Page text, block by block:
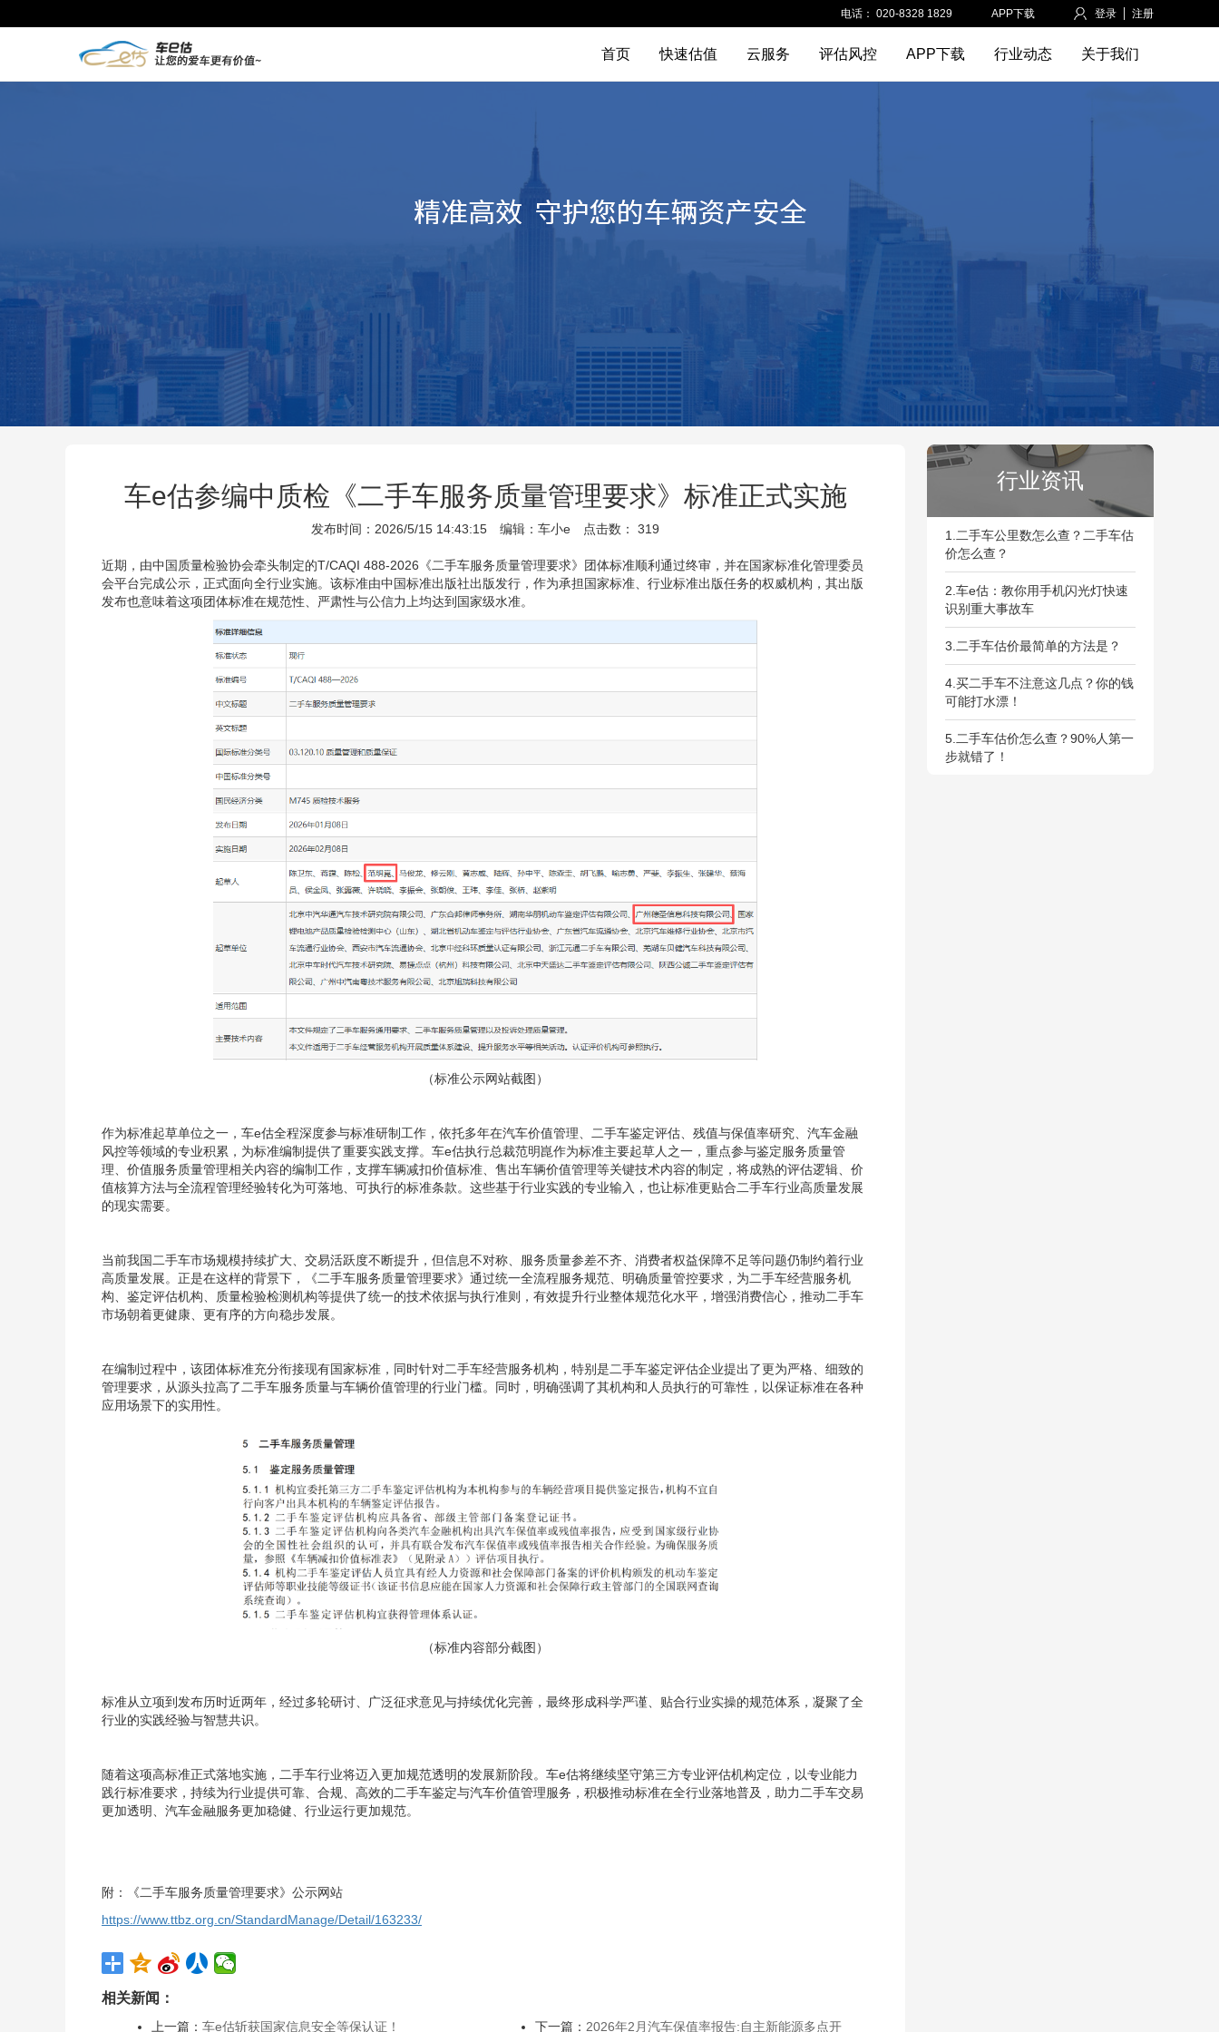
电话： 020-8328 1829 APP下载 登录 注册
首页 快速估值 云服务 评估风控 APP下载 行业动态 关于我们
车e估参编中质检《二手车服务质量管理要求》标准正式实施
发布时间：2026/5/15 14:43:15 编辑：车小e 点击数： 319
近期，由中国质量检验协会牵头制定的T/CAQI 488-2026《二手车服务质量管理要求》团体标准顺利通过终审，并在国家标准化管理委员
会平台完成公示，正式面向全行业实施。该标准由中国标准出版社出版发行，作为承担国家标准、行业标准出版任务的权威机构，其出版
发布也意味着这项团体标准在规范性、严肃性与公信力上均达到国家级水准。
（标准公示网站截图）
作为标准起草单位之一，车e估全程深度参与标准研制工作，依托多年在汽车价值管理、
二手车鉴定评估、残值与保值率研究、汽车金融
风控等领域的专业积累，为标准编制提供了重要实践支撑。车e估执行总裁范明崑作为标准主要起草人之一，重点参与鉴定服务质量管
理、价值服务质量管理相关内容的编制工作，支撑车辆减扣价值标准、售出车辆价值管理等关键技术内容的制定，将成熟的评估逻辑、价
值核算方法与全流程管理经验转化为可落地、可执行的标准条款。这些基于行业实践的专业输入，也让标准更贴合二手车行业高质量发展
的现实需要。
当前我国二手车市场规模持续扩大、交易活跃度不断提升，但信息不对称、服务质量参差不齐、消费者权益保障不足等问题仍制约着行业
高质量发展。正是在这样的背景下，《二手车服务质量管理要求》通过统一全流程服务规范、明确质量管控要求，为二手车经营服务机
构、鉴定评估机构、质量检验检测机构等提供了统一的技术依据与执行准则，有效提升行业整体规范化水平，增强消费信心，推动二手车
市场朝着更健康、更有序的方向稳步发展。
在编制过程中，该团体标准充分衔接现有国家标准，同时针对二手车经营服务机构 ， 特别是二手车鉴定评估企业提出了更为严格、细致的
管理要求 ， 从源头拉高了二手车服务质量与车辆价值管理的行业门槛。 同时，明确强调了其机构和人员执行的可靠性，以保证标准在各种
应用场景下的实用性。
（标准内容部分截图 ）
标准从立项到发布历时近两年，经过多轮研讨、广泛征求意见与持续优化完善，最终形成科学严谨、贴合行业实操的规范体系，凝聚了全
行业的实践经验与智慧共识。
随着这项高标准正式落地实施，二手车行业将迈入更加规范透明的发展新阶段。车e估将继续坚守第三方专业评估机构定位，以专业能力
践行标准要求，持续为行业提供可靠、合规、高效的二手车鉴定与汽车价值管理服务，积极推动标准在全行业落地普及，助力二手车交易
更加透明、汽车金融服务更加稳健、行业运行更加规范。
附： 《二手车服务质量管理要求》 公示网站
https://www.ttbz.org.cn/StandardManage/Detail/163233/
相关新闻：
上一篇： 车e估斩获国家信息安全等保认证！ 下一篇： 2026年2月汽车保值率报告:自主新能源多点开
行业资讯
1.二手车公里数怎么查？二手车估
价怎么查？
2.车e估：教你用手机闪光灯快速
识别重大事故车
3.二手车估价最简单的方法是？
4.买二手车不注意这几点？你的钱
可能打水漂！
5.二手车估价怎么查？90%人第一
步就错了！